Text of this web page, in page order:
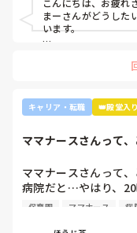
ンターとかのほうが
りないから育てる余
いろんな働き方ある
り、看護のつながり
すし、今後成長させて
いないです。
るかな？』『自分な
と。
師長さんの言ってる
こんにちは、お疲れ
まーさんがどうした
います。
アややることが多く
外来や検診センター
で、病棟での臨床経
きな病院だとどうし
病院も規模やいろい
みるとおもしろいで
けてもいいのかなと
キャリア・転職 👑殿堂入り
ママナースさんって
ママナースさんって
病院だと…やはり、
お迎えが間に合わな
保育園 ママナース 病